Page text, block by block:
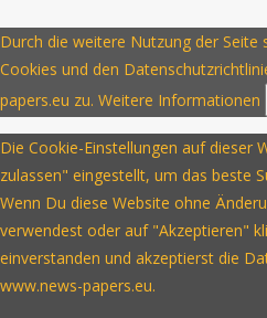
Durch die weitere Nutzung der
Cookies und den
papers.eu zu. Weitere Informationen
Die Cookie-Einstellungen auf dieser
zulassen" eingestellt, um das beste
Wenn Du diese Website ohne
verwendest oder auf "Akzeptieren"
einverstanden und akzeptierst die
www.news-papers.eu.